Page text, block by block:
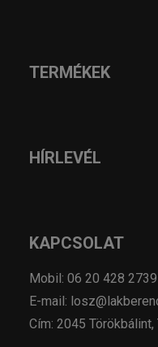
TERMÉKEK
HÍRLEVÉL
KAPCSOLAT
Mobil: 06 20 428 2739
E-mail:
Cím: 2045